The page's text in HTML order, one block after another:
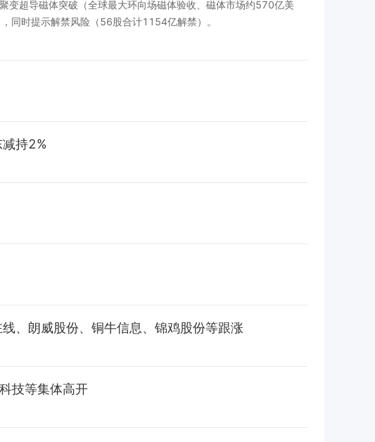
变超导磁体突破（全球最大环向场磁体验收、磁体市场约570亿美
同时提示解禁风险（56股合计1154亿解禁）。
持2%
、朗威股份、铜牛信息、锦鸡股份等跟涨
技等集体高开